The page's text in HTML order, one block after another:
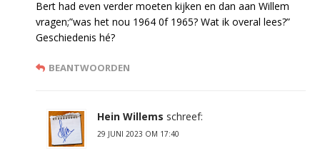
Bert had even verder moeten kijken en dan aan Willem
vragen;”was het nou 1964 0f 1965? Wat ik overal lees?”
Geschiedenis hé?
BEANTWOORDEN
Hein Willems schreef:
29 JUNI 2023 OM 17:40